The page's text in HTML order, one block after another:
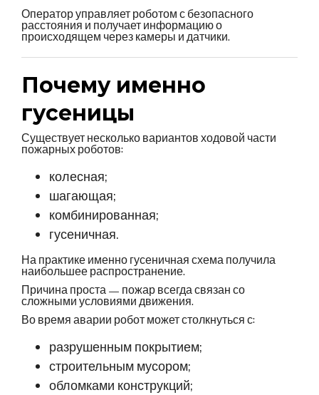
Оператор управляет роботом с безопасного
расстояния и получает информацию о
происходящем через камеры и датчики.
Почему именно
гусеницы
Существует несколько вариантов ходовой части
пожарных роботов:
колесная;
шагающая;
комбинированная;
гусеничная.
На практике именно гусеничная схема получила
наибольшее распространение.
Причина проста — пожар всегда связан со
сложными условиями движения.
Во время аварии робот может столкнуться с:
разрушенным покрытием;
строительным мусором;
обломками конструкций;